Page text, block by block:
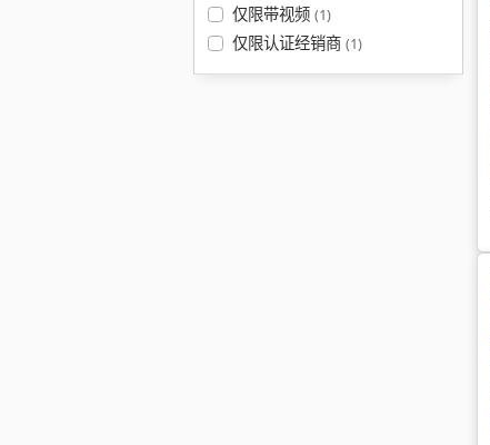
仅限带视频 (1)
仅限认证经销商 (1)